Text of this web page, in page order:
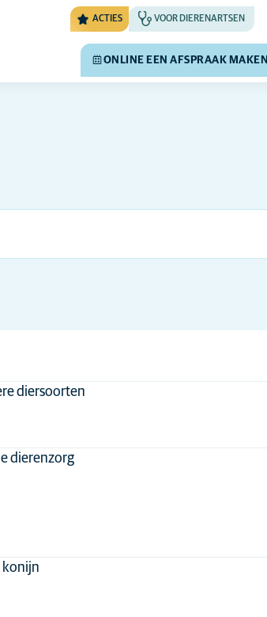
ACTIES VOOR DIERENARTSEN
ONLINE EEN AFSPRAAK MAKEN
diersoorten
dierenzorg
konijn